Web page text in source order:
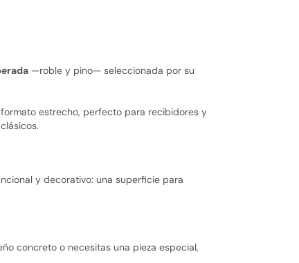
—roble y pino— seleccionada por su
estrecho, perfecto para recibidores y
y decorativo: una superficie para
concreto o necesitas una pieza especial,